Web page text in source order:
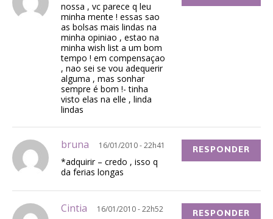
nossa , vc parece q leu
minha mente ! essas sao
as bolsas mais lindas na
minha opiniao , estao na
minha wish list a um bom
tempo ! em compensaçao
, nao sei se vou adequerir
alguma , mas sonhar
sempre é bom !- tinha
visto elas na elle , linda
lindas
bruna 16/01/2010 - 22h41
*adquirir – credo , isso q
da ferias longas
RESPONDER
Cintia 16/01/2010 - 22h52 RESPONDER